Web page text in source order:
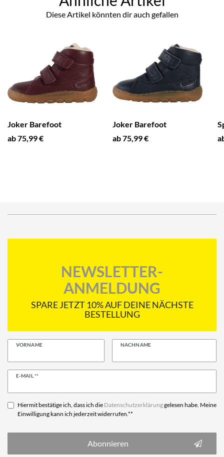
Diese Artikel könnten dir auch gefallen
Joker Barefoot
ab 75,99 €
Joker Barefoot
ab 75,99 €
NEWSLETTER-
ANMELDUNG
SPARE JETZT 10% AUF DEINE NÄCHSTE
BESTELLUNG
VORNAME NACHNAME
E-MAIL **
Newsletter
Hiermit bestätige ich, dass ich die Daten­schutz­erklärunggelesen habe. Meine
Einwilligung kann ich jederzeit widerrufen.**
Abonnieren